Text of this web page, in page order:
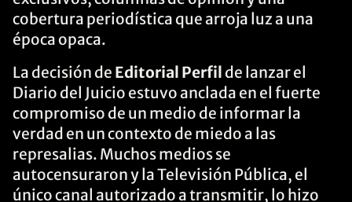
cobertura periodística que arroja luz a una
época opaca.
La decisión de Editorial Perfil de lanzar el
Diario del Juicio estuvo anclada en el fuerte
compromiso de un medio de informar la
verdad en un contexto de miedo a las
represalias. Muchos medios se
autocensuraron y la Televisión Pública, el
único canal autorizado a transmitir, lo hizo